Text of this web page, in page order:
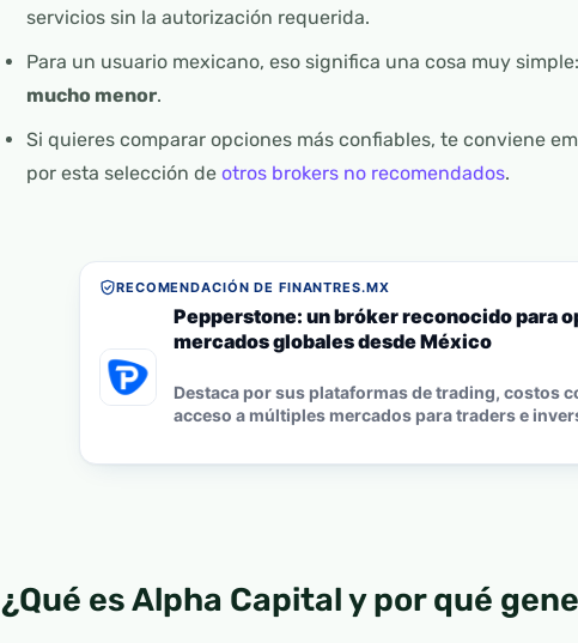
servicios sin la autorización requerida.
Para un usuario mexicano, eso significa una cosa muy simple:
mucho menor.
Si quieres comparar opciones más confiables, te conviene
por esta selección de otros brokers no recomendados.
RECOMENDACIÓN DE FINANTRES.MX
Pepperstone: un bróker reconocido para
mercados globales desde México
Destaca por sus plataformas de trading, costos
acceso a múltiples mercados para traders e
¿Qué es Alpha Capital y por qué